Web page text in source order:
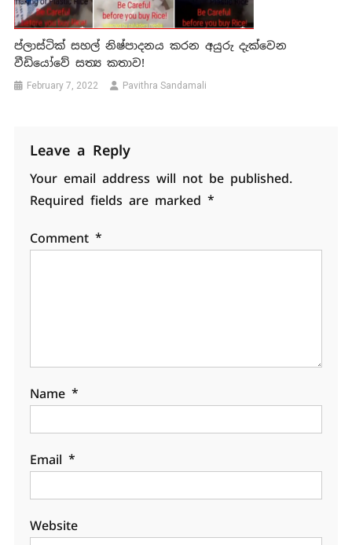
ප්ලාස්ටික් සහල් නිෂ්පාදනය කරන අයුරු දැක්වෙන
වීඩියෝවේ සත්‍ය කතාව!
February 7, 2022 Pavithra Sandamali
Leave a Reply
Your email address will not be published.
Required fields are marked *
Comment *
Name *
Email *
Website